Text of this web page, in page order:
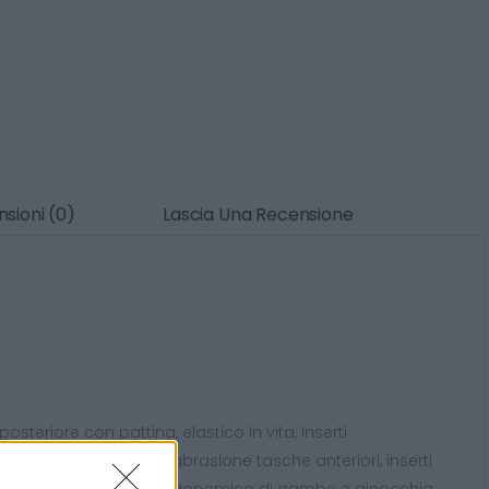
(0) Lascia Una Recensione
con pattina, elastico in vita, inserti
inserti antiabrasione tasche anteriori, inserti